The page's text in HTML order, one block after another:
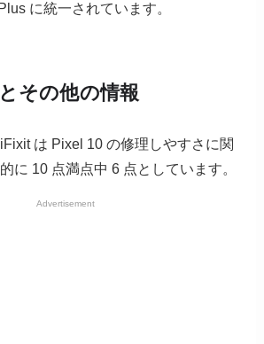
に統一されています。
その他の情報
は Pixel 10 の修理しやすさに関
に 10 点満点中 6 点としています。
Advertisement